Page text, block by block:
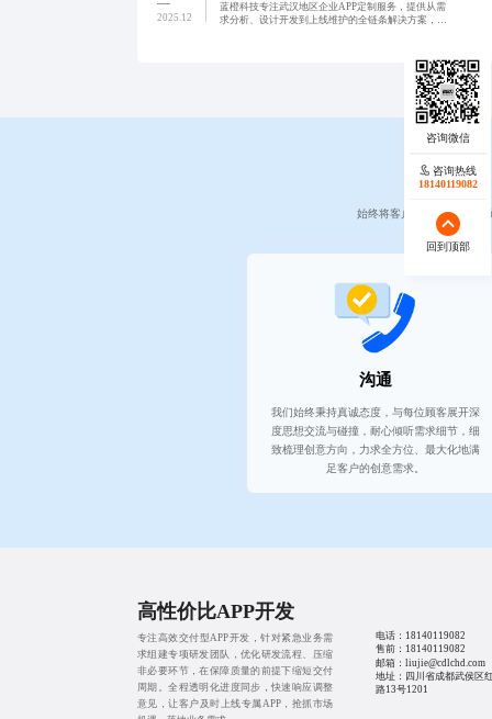
2025.12
蓝橙科技专注武汉地区企业APP定制服务，提供从需
求分析、设计开发到上线维护的全链条解决方案，依
始终将客户需求置于首位
沟通
我们始终秉持真诚态度，与每位顾客展开深
度思想交流与碰撞，耐心倾听需求细节，细
致梳理创意方向，力求全方位、最大化地满
足客户的创意需求。
咨询热线
18140119082
回到顶部
高性价比APP开发
专注高效交付型APP开发，针对紧急业务需
求组建专项研发团队，优化研发流程、压缩
非必要环节，在保障质量的前提下缩短交付
周期。全程透明化进度同步，快速响应调整
意见，让客户及时上线专属APP，抢抓市场
电话： 18140119082
售前： 18140119082
邮箱：liujie@cdlchd.com
地址：四川省成都武侯区
路13号1201